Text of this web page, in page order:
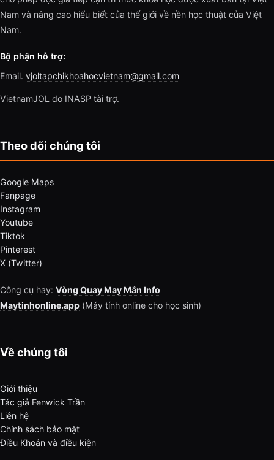
Nam và nâng cao hiểu biết của thế giới về nền học thuật của Việt
Nam.
Bộ phận hỗ trợ:
Email. vjoltapchikhoahocvietnam@gmail.com
VietnamJOL do INASP tài trợ.
Theo dõi chúng tôi
Google Maps
Fanpage
Instagram
Youtube
Tiktok
Pinterest
X (Twitter)
Công cụ hay: Vòng Quay May Mắn Info
Maytinhonline.app (Máy tính online cho học sinh)
Về chúng tôi
Giới thiệu
Tác giả Fenwick Trần
Liên hệ
Chính sách bảo mật
Điều Khoản và điều kiện